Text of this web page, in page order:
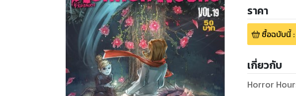
ราคา
ซื้อฉบับนี้:
เกี่ยวกับ
Horror